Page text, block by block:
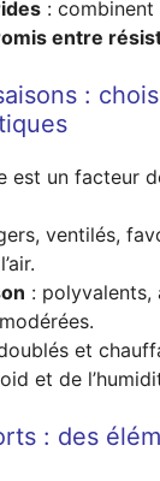
:
entre
:
est un facteur
ventilés,
: polyvalents,
et
et de
: des